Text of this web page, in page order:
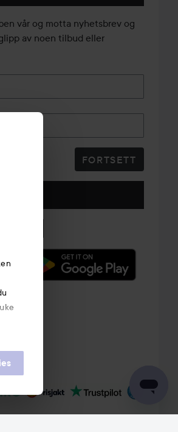
vår og motta nyhetsbrev og
av noen tilbud eller
FORTSETT